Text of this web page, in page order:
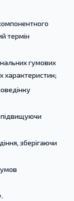
термін
гумових
характеристик;
підвищуючи
зберігаючи